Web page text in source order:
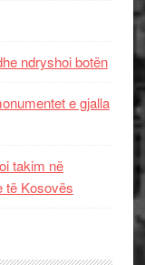
ndryshoi botën
e gjalla
takim në
të Kosovës